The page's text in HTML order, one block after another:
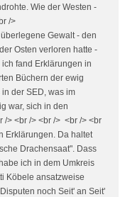
Wie der Westen -
/>
Gewalt - den
Osten verloren hatte -
fand Erklärungen in
Büchern der ewig
der SED, was im
war, sich in den
/> <br /> <br /> <br /> <br
Erklärungen. Da haltet
Drachensaat". Dass
ich in dem Umkreis
Köbele ansatzweise
noch Seit' an Seit'